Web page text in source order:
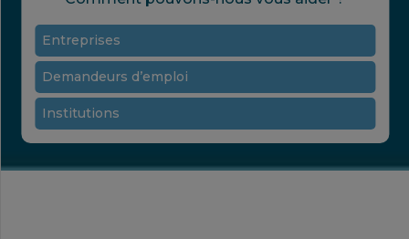
Entreprises
Demandeurs d’emploi
Institutions